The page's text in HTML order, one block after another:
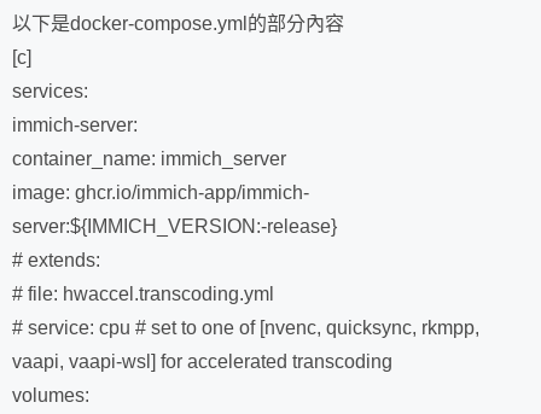
以下是docker-compose.yml的部分內容
[c]
services:
immich-server:
container_name: immich_server
image: ghcr.io/immich-app/immich-
server:${IMMICH_VERSION:-release}
# extends:
# file: hwaccel.transcoding.yml
# service: cpu # set to one of [nvenc, quicksync, rkmpp,
vaapi, vaapi-wsl] for accelerated transcoding
volumes: